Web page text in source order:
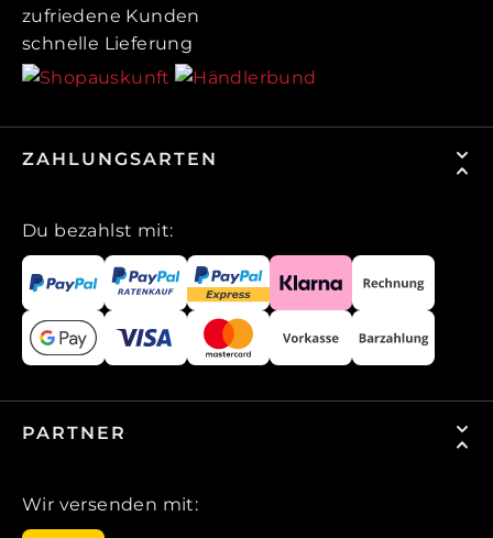
zufriedene Kunden
schnelle Lieferung
ZAHLUNGSARTEN
Du bezahlst mit:
PARTNER
Wir versenden mit: